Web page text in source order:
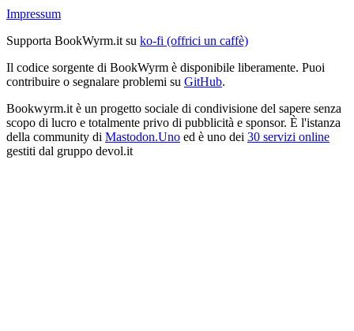
Impressum
Supporta BookWyrm.it su ko-fi (offrici un caffè)
Il codice sorgente di BookWyrm è disponibile liberamente. Puoi
contribuire o segnalare problemi su GitHub.
Bookwyrm.it è un progetto sociale di condivisione del sapere senza
scopo di lucro e totalmente privo di pubblicità e sponsor. È l'istanza
della community di Mastodon.Uno ed è uno dei 30 servizi online
gestiti dal gruppo devol.it